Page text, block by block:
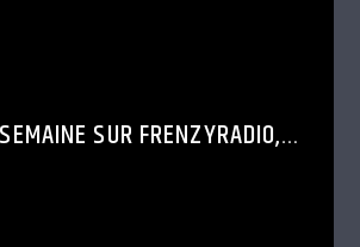
SUR FRENZYRADIO,
LE SET D’UN DJ